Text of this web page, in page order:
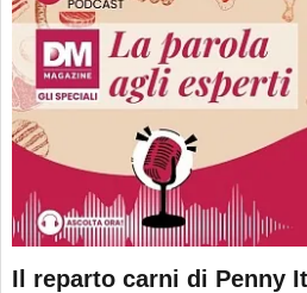
Il reparto carni di Penny